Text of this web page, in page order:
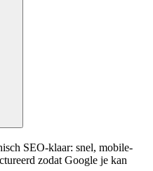
SEO-klaar: snel, mobile-
zodat Google je kan